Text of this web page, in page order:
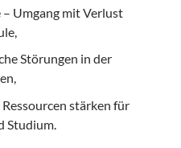
– Umgang mit Verlust
Störungen in der
stärken für
Studium.